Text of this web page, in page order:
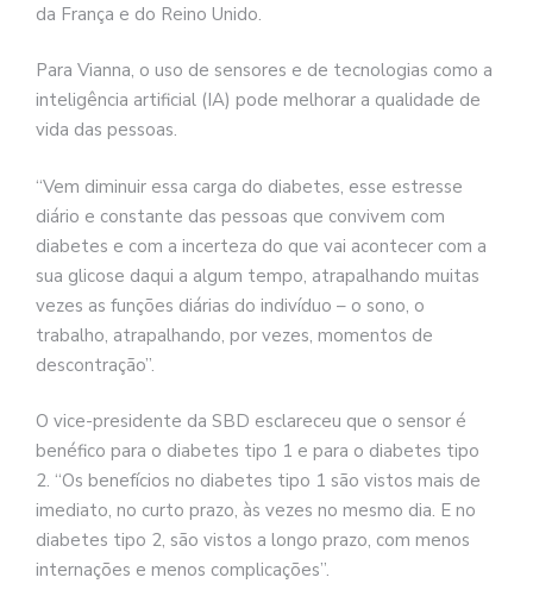
da França e do Reino Unido.
Para Vianna, o uso de sensores e de tecnologias como a
inteligência artificial (IA) pode melhorar a qualidade de
vida das pessoas.
“Vem diminuir essa carga do diabetes, esse estresse
diário e constante das pessoas que convivem com
diabetes e com a incerteza do que vai acontecer com a
sua glicose daqui a algum tempo, atrapalhando muitas
vezes as funções diárias do indivíduo – o sono, o
trabalho, atrapalhando, por vezes, momentos de
descontração”.
O vice-presidente da SBD esclareceu que o sensor é
benéfico para o diabetes tipo 1 e para o diabetes tipo
2. “Os benefícios no diabetes tipo 1 são vistos mais de
imediato, no curto prazo, às vezes no mesmo dia. E no
diabetes tipo 2, são vistos a longo prazo, com menos
internações e menos complicações”.